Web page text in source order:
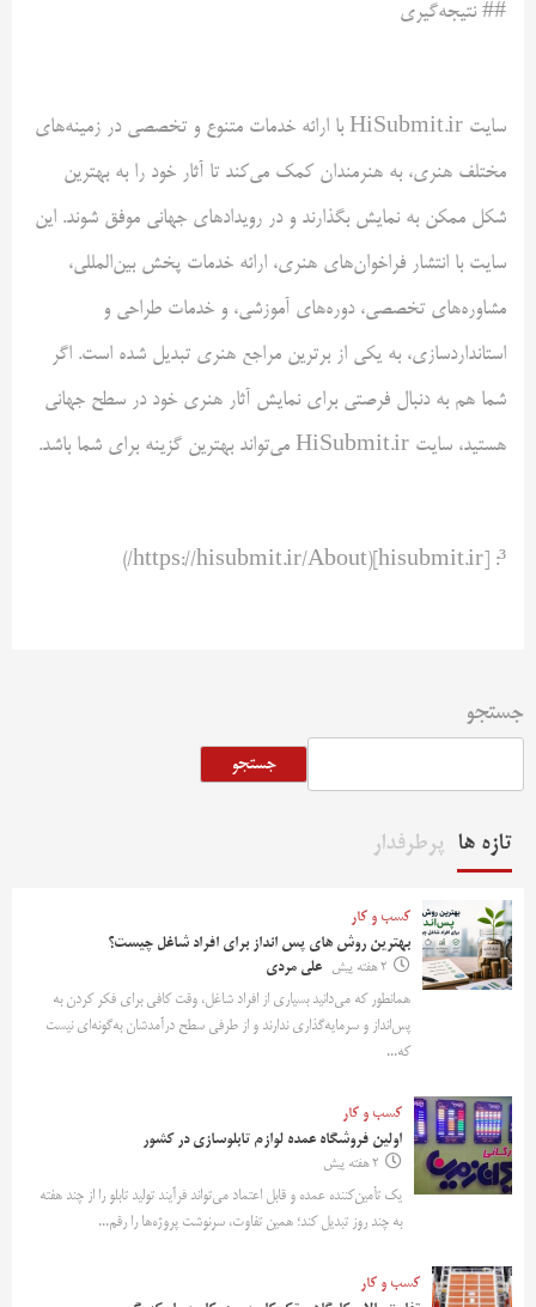
## نتیجه‌گیری
سایت HiSubmit.ir با ارائه خدمات متنوع و تخصصی در زمینه‌های
مختلف هنری، به هنرمندان کمک می‌کند تا آثار خود را به بهترین
شکل ممکن به نمایش بگذارند و در رویدادهای جهانی موفق شوند. این
سایت با انتشار فراخوان‌های هنری، ارائه خدمات پخش بین‌المللی،
مشاوره‌های تخصصی، دوره‌های آموزشی، و خدمات طراحی و
استانداردسازی، به یکی از برترین مراجع هنری تبدیل شده است. اگر
شما هم به دنبال فرصتی برای نمایش آثار هنری خود در سطح جهانی
هستید، سایت HiSubmit.ir می‌تواند بهترین گزینه برای شما باشد.
³: [hisubmit.ir](https://hisubmit.ir/About/)
جستجو
جستجو
تازه ها پرطرفدار
کسب و کار
بهترین روش‌ های پس‌ انداز برای افراد شاغل چیست؟
2 هفته پیش
علی مردی
همانطور که می‌دانید بسیاری از افراد شاغل، وقت کافی برای فکر کردن به
پس‌انداز و سرمایه‌گذاری ندارند و از طرفی سطح درآمدشان به‌گونه‌ای نیست
که...
کسب و کار
اولین فروشگاه عمده لوازم تابلوسازی در کشور
2 هفته پیش
یک تأمین‌کننده عمده و قابل اعتماد می‌تواند فرآیند تولید تابلو را از چند هفته
به چند روز تبدیل کند؛ همین تفاوت، سرنوشت پروژه‌ها را رقم...
کسب و کار